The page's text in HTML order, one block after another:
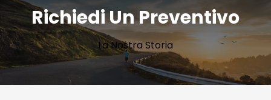
Richiedi Un Preventivo
La Nostra Storia